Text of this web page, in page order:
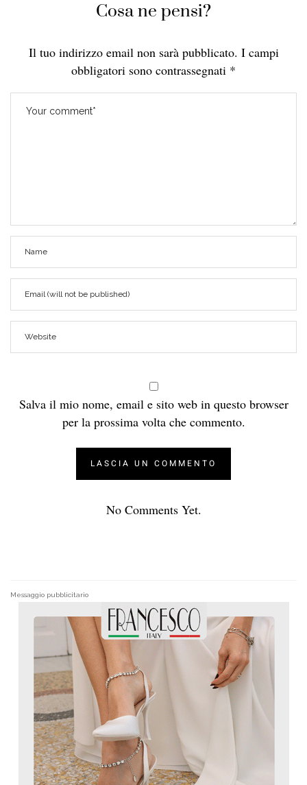
Cosa ne pensi?
Il tuo indirizzo email non sarà pubblicato. I campi
obbligatori sono contrassegnati *
Salva il mio nome, email e sito web in questo browser
per la prossima volta che commento.
No Comments Yet.
Messaggio pubblicitario